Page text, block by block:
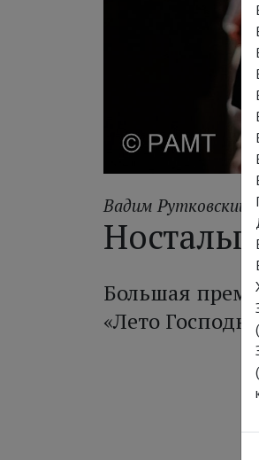
Вадим Рутковский
Большая
«Лето